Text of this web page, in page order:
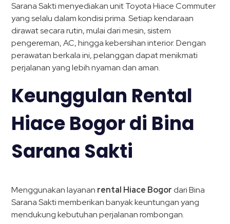
Sarana Sakti menyediakan unit Toyota Hiace Commuter
yang selalu dalam kondisi prima. Setiap kendaraan
dirawat secara rutin, mulai dari mesin, sistem
pengereman, AC, hingga kebersihan interior. Dengan
perawatan berkala ini, pelanggan dapat menikmati
perjalanan yang lebih nyaman dan aman.
Keunggulan Rental
Hiace Bogor di Bina
Sarana Sakti
Menggunakan layanan rental Hiace Bogor dari Bina
Sarana Sakti memberikan banyak keuntungan yang
mendukung kebutuhan perjalanan rombongan.